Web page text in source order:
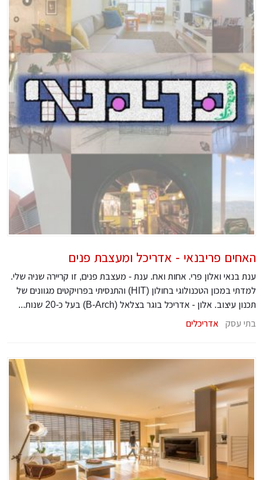
האחים פריבנאי - אדריכל ומעצבת פנים
ענת בנאי ואלון פרי. אחות ואח. ענת - מעצבת פנים, זו קריירה שניה שלי.
למדתי במכון הטכנולוגי בחולון (HIT) והתנסיתי בפרויקטים מגוונים של
תכנון עיצוב. אלון - אדריכל בוגר בצלאל (B-Arch) בעל כ-20 שנות...
בתי עסק
אדריכלים